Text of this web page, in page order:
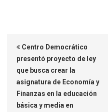
Centro Democrático
presentó proyecto de ley
que busca crear la
asignatura de Economía y
Finanzas en la educación
básica y media en